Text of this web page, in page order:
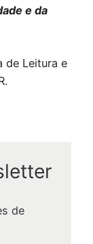
e da
de Leitura e
de